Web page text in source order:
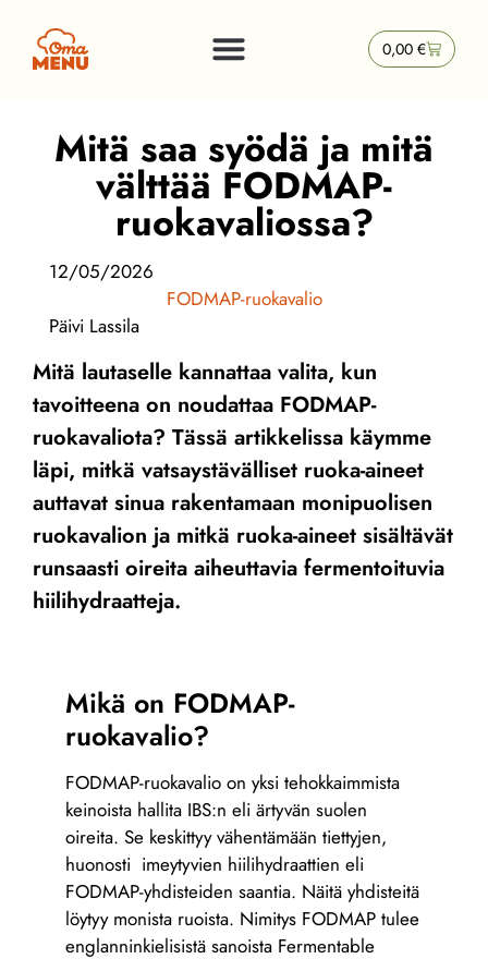
0,00 €
Mitä saa syödä ja mitä
välttää FODMAP-
ruokavaliossa?
12/05/2026
FODMAP-ruokavalio
Päivi Lassila
Mitä lautaselle kannattaa valita, kun
tavoitteena on noudattaa FODMAP-
ruokavaliota? Tässä artikkelissa käymme
läpi, mitkä vatsaystävälliset ruoka-aineet
auttavat sinua rakentamaan monipuolisen
ruokavalion ja mitkä ruoka-aineet sisältävät
runsaasti oireita aiheuttavia fermentoituvia
hiilihydraatteja.
Mikä on FODMAP-
ruokavalio?
FODMAP-ruokavalio on yksi tehokkaimmista
keinoista hallita IBS:n eli ärtyvän suolen
oireita. Se keskittyy vähentämään tiettyjen,
huonosti imeytyvien hiilihydraattien eli
FODMAP-yhdisteiden saantia. Näitä yhdisteitä
löytyy monista ruoista. Nimitys FODMAP tulee
englanninkielisistä sanoista Fermentable